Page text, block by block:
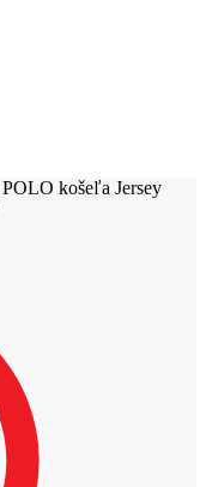
POLO košeľa Jersey